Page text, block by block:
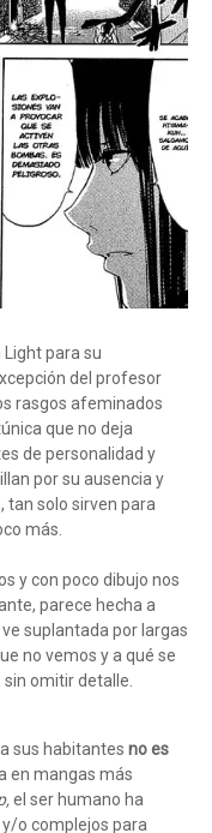
para su
del profesor
rasgos afeminados
que no deja
de personalidad y
por su ausencia y
tan solo sirven para
más.
y con poco dibujo nos
parece hecha a
suplantada por largas
no vemos y a qué se
omitir detalle.
sus habitantes no es
en mangas más
el ser humano ha
o complejos para